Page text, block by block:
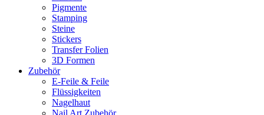
Pigmente
Stamping
Steine
Stickers
Transfer Folien
3D Formen
Zubehör
E-Feile & Feile
Flüssigkeiten
Nagelhaut
Nail Art Zubehör